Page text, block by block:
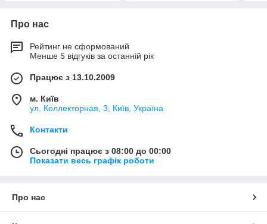
Про нас
Рейтинг не сформований
Менше 5 відгуків за останній рік
Працює з 13.10.2009
м. Київ
ул. Коллекторная, 3, Київ, Україна
Контакти
Сьогодні працює з 08:00 до 00:00
Показати весь графік роботи
Про нас